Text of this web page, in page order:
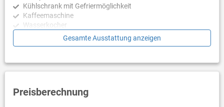
Kühlschrank mit Gefriermöglichkeit
Kaffeemaschine
Wasserkocher
Schlafzimmer
Schlafzimmer mit 2 Einzelbetten, Parkett
Gesamte Ausstattung anzeigen
Preisberechnung